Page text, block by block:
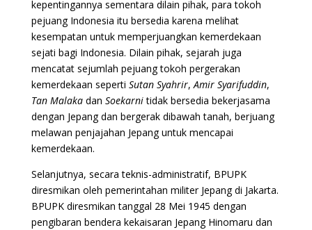
kepentingannya sementara dilain pihak, para tokoh
pejuang Indonesia itu bersedia karena melihat
kesempatan untuk memperjuangkan kemerdekaan
sejati bagi Indonesia. Dilain pihak, sejarah juga
mencatat sejumlah pejuang tokoh pergerakan
kemerdekaan seperti Sutan Syahrir,Amir Syarifuddin,
Tan Malaka dan Soekarnitidak bersedia bekerjasama
dengan Jepang dan bergerak dibawah tanah, berjuang
melawan penjajahan Jepang untuk mencapai
kemerdekaan.
Selanjutnya, secara teknis-administratif, BPUPK
diresmikan oleh pemerintahan militer Jepang di Jakarta.
BPUPK diresmikan tanggal 28 Mei 1945 dengan
pengibaran bendera kekaisaran Jepang Hinomaru dan